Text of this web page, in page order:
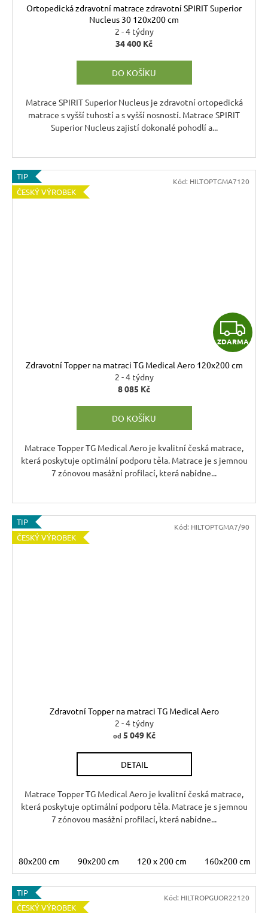
Ortopedická zdravotní matrace zdravotní SPIRIT Superior
Nucleus 30 120x200 cm
2 - 4 týdny
34 400 Kč
DO KOŠÍKU
Matrace SPIRIT Superior Nucleus je zdravotní ortopedická
matrace s vyšší tuhostí a s vyšší nosností. Matrace SPIRIT
Superior Nucleus zajistí dokonalé pohodlí a...
TIP
ČESKÝ VÝROBEK
Z
D
A
ZDARMA
Zdravotní Topper na matraci TG Medical Aero 120x200 cm
2 - 4 týdny
8 085 Kč
DO KOŠÍKU
Matrace Topper TG Medical Aero je kvalitní česká matrace,
která poskytuje optimální podporu těla. Matrace je s jemnou
7 zónovou masážní profilací, která nabídne...
Kód: HILTOPTGMA7120
TIP
ČESKÝ VÝROBEK
Zdravotní Topper na matraci TG Medical Aero
2 - 4 týdny
od 5 049 Kč
DETAIL
Matrace Topper TG Medical Aero je kvalitní česká matrace,
která poskytuje optimální podporu těla. Matrace je s jemnou
7 zónovou masážní profilací, která nabídne...
80x200 cm 90x200 cm 120 x 200 cm 160x200 cm
Kód: HILTOPTGMA7/90
TIP
ČESKÝ VÝROBEK
Kód: HILTROPGUOR22120